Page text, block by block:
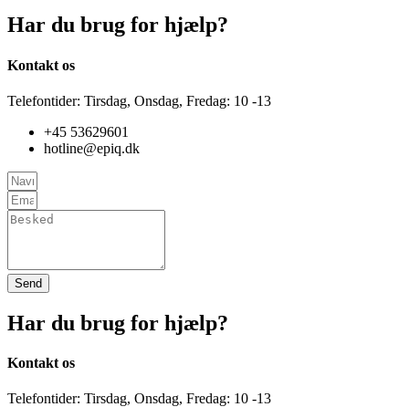
Har du brug for hjælp?
Kontakt os
Telefontider: Tirsdag, Onsdag, Fredag: 10 -13
+45 53629601
hotline@epiq.dk
Send
Har du brug for hjælp?
Kontakt os
Telefontider: Tirsdag, Onsdag, Fredag: 10 -13